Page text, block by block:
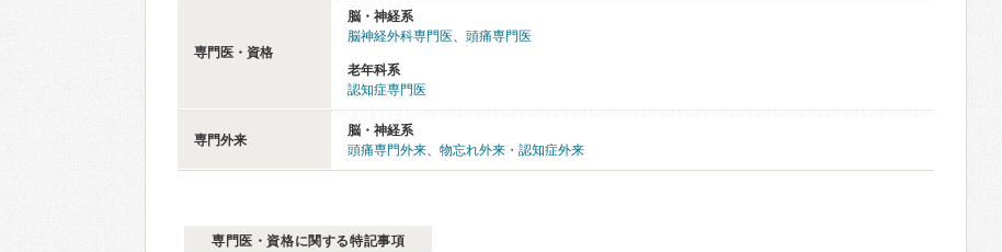
専門医・資格
脳・神経系
脳神経外科専門医、 頭痛専門医
老年科系
認知症専門医
専門外来
脳・神経系
頭痛専門外来、 物忘れ外来・認知症外来
専門医・資格に関する特記事項